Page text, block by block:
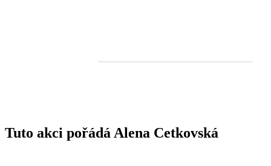
Tuto akci pořádá Alena Cetkovská